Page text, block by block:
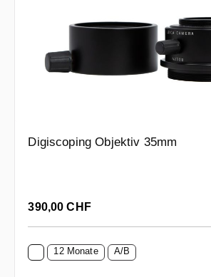
Digiscoping Objektiv 35mm
Regulärer Preis:
390,00 CHF
12 Monate A/B